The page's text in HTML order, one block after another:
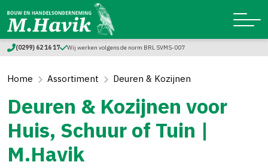
(0299) 62 16 17 Wij werken volgens de norm BRL SVMS-007
Home Assortiment Deuren & Kozijnen
Deuren & Kozijnen voor
Huis, Schuur of Tuin |
M.Havik